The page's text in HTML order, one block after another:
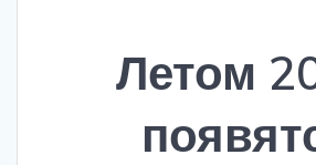
Летом